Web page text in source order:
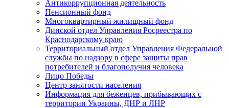
Антикоррупционная деятельность
Пенсионный фонд
Многоквартирный жилищный фонд
Динской отдел Управления Росреестра по
Краснодарскому краю
Территориальный отдел Управления Федеральной
службы по надзору в сфере защиты прав
потребителей и благополучия человека
Лицо Победы
Центр занятости населения
Информация для беженцев, прибывающих с
территории Украины, ДНР и ЛНР